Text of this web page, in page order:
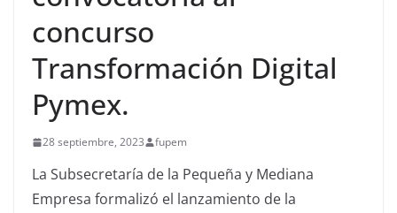
concurso
Transformación Digital
Pymex.
28 septiembre, 2023 fupem
La Subsecretaría de la Pequeña y Mediana
Empresa formalizó el lanzamiento de la